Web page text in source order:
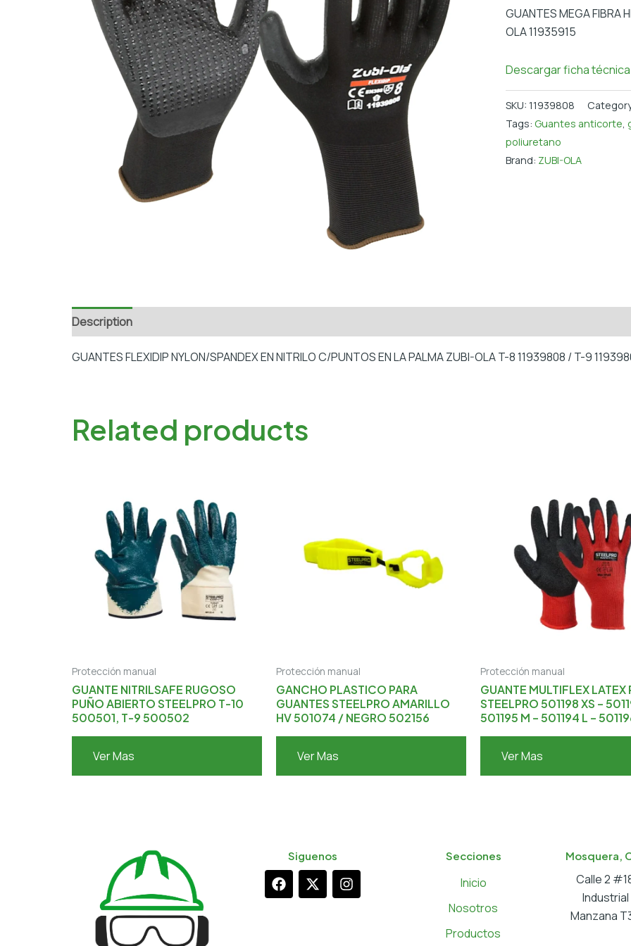
GUANTES MEGA FIBRA
OLA 11935915
Descargar ficha técnica
SKU: 11939808
Tags: Guantes anticorte
poliuretano
Brand: ZUBI-OLA
Description
GUANTES FLEXIDIP NYLON/SPANDEX EN NITRILO C/PUNTOS EN LA PALMA ZUBI-OLA T-8 11939808 / T-9
Related products
Protección manual
GUANTE NITRILSAFE RUGOSO
PUÑO ABIERTO STEELPRO T-10
500501, T-9 500502
Ver Mas
Protección manual
GANCHO PLASTICO PARA
GUANTES STEELPRO AMARILLO
HV 501074 / NEGRO 502156
Ver Mas
Protección manual
GUANTE MULTIFLEX LATEX
STEELPRO 501198 XS –
501195 M – 501194 L –
Ver Mas
Siguenos
F
a
c
X
-
t
I
n
s
Secciones
Inicio
Nosotros
Productos
Mosquera,
Calle 2
Manzana